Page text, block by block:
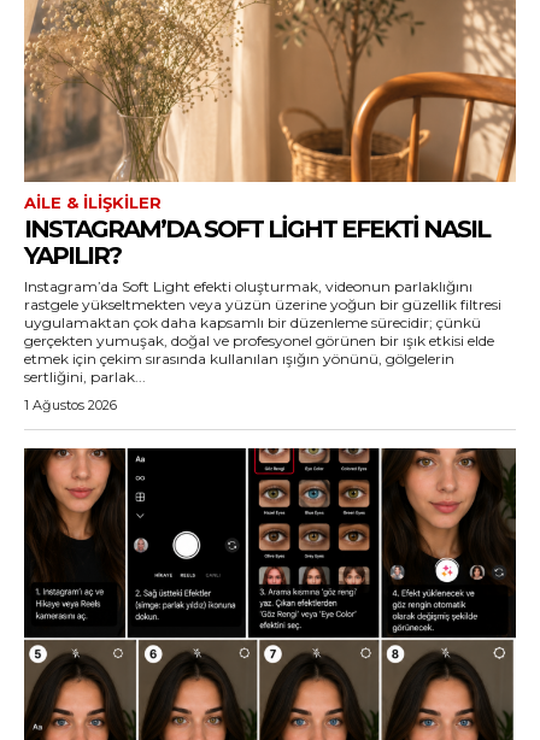
AILE & İLIŞKILER
INSTAGRAM’DA SOFT LIGHT EFEKTI NASIL
YAPILIR?
Instagram’da Soft Light efekti oluşturmak, videonun parlaklığını
rastgele yükseltmekten veya yüzün üzerine yoğun bir güzellik filtresi
uygulamaktan çok daha kapsamlı bir düzenleme sürecidir; çünkü
gerçekten yumuşak, doğal ve profesyonel görünen bir ışık etkisi elde
etmek için çekim sırasında kullanılan ışığın yönünü, gölgelerin
sertliğini, parlak...
1 Ağustos 2026